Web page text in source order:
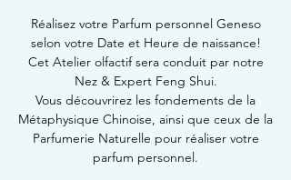
Réalisez votre Parfum personnel Geneso
selon votre Date et Heure de naissance!
Cet Atelier olfactif sera conduit par notre
Nez & Expert Feng Shui.
Vous découvrirez les fondements de la
Métaphysique Chinoise, ainsi que ceux de la
Parfumerie Naturelle pour réaliser votre
parfum personnel.